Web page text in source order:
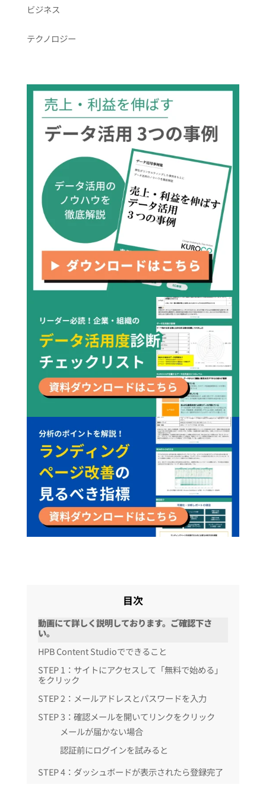
ビジネス
テクノロジー
目次
動画にて詳しく説明しております。ご確認下さ
い。
HPB Content Studioでできること
STEP 1：サイトにアクセスして「無料で始める」
をクリック
STEP 2：メールアドレスとパスワードを入力
STEP 3：確認メールを開いてリンクをクリック
メールが届かない場合
認証前にログインを試みると
STEP 4：ダッシュボードが表示されたら登録完了